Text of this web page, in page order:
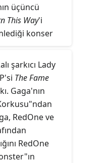
ilk hafta
kopyası
200listesine
üçüncü
This Way'i
konser
kıtalarda
henüz
konserin bilet
dolar
yılının en
eden 5.
şarkıcı Lady
The Fame
Gaga'nın
RedOne ve
RedOne